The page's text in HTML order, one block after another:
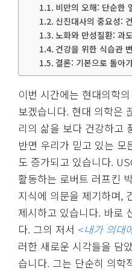
비만의 오해: 단순한
신진대사의 중요성:
노화와 만성질환: 과
건강을 위한 식습관
결론: 기본으로 돌아
이번 시간에는 현대의학
보겠습니다. 현대 의학은
리의 삶을 보다 건강하고
반면 우리가 믿고 있는 모
도 증가되고 있습니다.
활동하는 로버트 러프킨
지식에 의문을 제기하며,
제시하고 있습니다. 바로
다. 그의 저서 <내가 의대
러한 새로운 시각들을 담
습니다. 그는 단순히 의학